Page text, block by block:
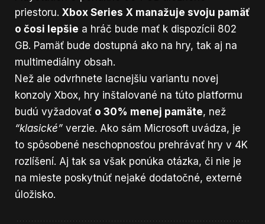
priestoru. Xbox Series X manažuje svoju pamäť
o čosi lepšie a hráč bude mať k dispozícii 802
GB. Pamäť bude dostupná ako na hry, tak aj na
multimediálny obsah.
Než ale odvrhnete lacnejšiu variantu novej
konzoly Xbox, hry inštalované na túto platformu
budú vyžadovať o 30% menej pamäte, než
“klasické” verzie. Ako sám Microsoft uvádza, je
to spôsobené neschopnosťou prehrávať hry v 4K
rozlíšení. Aj tak sa však ponúka otázka, či nie je
na mieste poskytnúť nejaké dodatočné, externé
úložisko.